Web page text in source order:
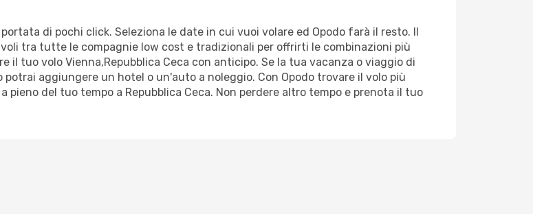
di pochi click. Seleziona le date in cui vuoi volare ed Opodo farà il resto. Il
tra tutte le compagnie low cost e tradizionali per offrirti le combinazioni più
tuo volo Vienna,Repubblica Ceca con anticipo. Se la tua vacanza o viaggio di
aggiungere un hotel o un'auto a noleggio. Con Opodo trovare il volo più
del tuo tempo a Repubblica Ceca. Non perdere altro tempo e prenota il tuo